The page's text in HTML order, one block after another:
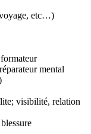
etc…)
mental
visibilité, relation